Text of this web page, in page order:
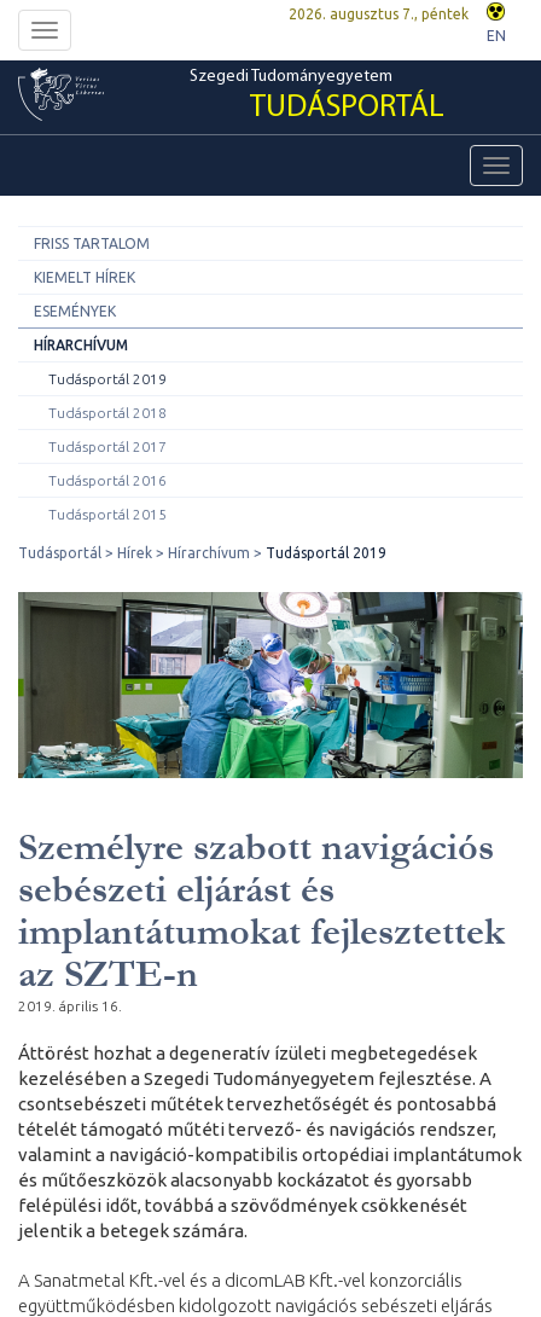
Toggle
navigation
2026. augusztus 7., péntek
EN
Szegedi Tudományegyetem
TUDÁSPORTÁL
FRISS TARTALOM
KIEMELT HÍREK
ESEMÉNYEK
HÍRARCHÍVUM
Tudásportál 2019
Tudásportál 2018
Tudásportál 2017
Tudásportál 2016
Tudásportál 2015
Tudásportál Hírek Hírarchívum Tudásportál 2019
Személyre szabott navigációs
sebészeti eljárást és
implantátumokat fejlesztettek
az SZTE-n
2019. április 16.
Áttörést hozhat a degeneratív ízületi megbetegedések
kezelésében a Szegedi Tudományegyetem fejlesztése. A
csontsebészeti műtétek tervezhetőségét és pontosabbá
tételét támogató műtéti tervező- és navigációs rendszer,
valamint a navigáció-kompatibilis ortopédiai implantátumok
és műtőeszközök alacsonyabb kockázatot és gyorsabb
felépülési időt, továbbá a szövődmények csökkenését
jelentik a betegek számára.
A Sanatmetal Kft.-vel és a dicomLAB Kft.-vel konzorciális
együttműködésben kidolgozott navigációs sebészeti eljárás